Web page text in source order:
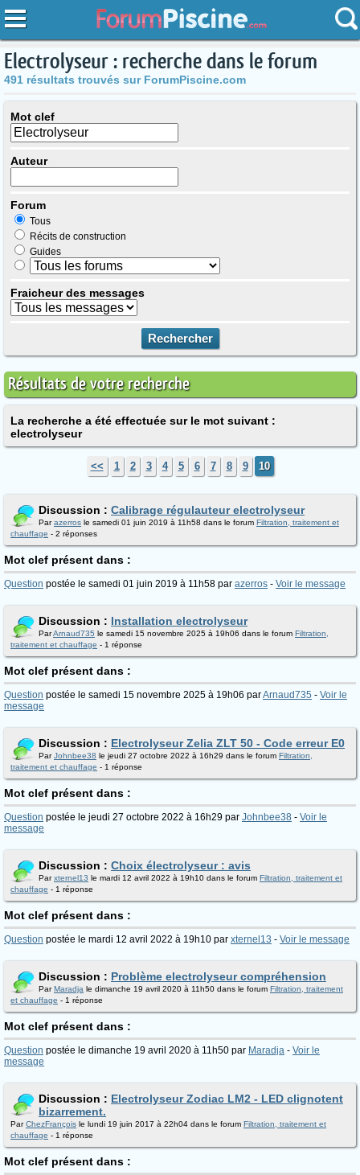
Electrolyseur : recherche dans le forum
491 résultats trouvés sur ForumPiscine.com
Mot clef
Auteur
Forum
Tous
Récits de construction
Guides
Fraicheur des messages
Résultats de votre recherche
La recherche a été effectuée sur le mot suivant :
electrolyseur
<< 1 2 3 4 5 6 7 8 9 10
Discussion : Calibrage régulauteur electrolyseur
Parazerros le samedi 01 juin 2019 à 11h58 dans le forum Filtration, traitement et
chauffage - 2 réponses
Mot clef présent dans :
Question postée le samedi 01 juin 2019 à 11h58 par azerros - Voir le message
Discussion : Installation electrolyseur
ParArnaud735 le samedi 15 novembre 2025 à 19h06 dans le forum Filtration,
traitement et chauffage - 1 réponse
Mot clef présent dans :
Question postée le samedi 15 novembre 2025 à 19h06 parArnaud735 - Voir le
message
Discussion : Electrolyseur Zelia ZLT 50 - Code erreur E0
ParJohnbee38 le jeudi 27 octobre 2022 à 16h29 dans le forum Filtration,
traitement et chauffage - 1 réponse
Mot clef présent dans :
Question postée le jeudi 27 octobre 2022 à 16h29 par Johnbee38 - Voir le
message
Discussion : Choix électrolyseur : avis
Parxternel13 le mardi 12 avril 2022 à 19h10 dans le forum Filtration, traitement et
chauffage - 1 réponse
Mot clef présent dans :
Question postée le mardi 12 avril 2022 à 19h10 par xternel13 - Voir le message
Discussion : Problème electrolyseur compréhension
ParMaradja le dimanche 19 avril 2020 à 11h50 dans le forum Filtration, traitement
et chauffage - 1 réponse
Mot clef présent dans :
Question postée le dimanche 19 avril 2020 à 11h50 par Maradja - Voir le
message
Discussion : Electrolyseur Zodiac LM2 - LED clignotent
bizarrement.
ParChezFrançois le lundi 19 juin 2017 à 22h04 dans le forum Filtration, traitement et
chauffage - 1 réponse
Mot clef présent dans :